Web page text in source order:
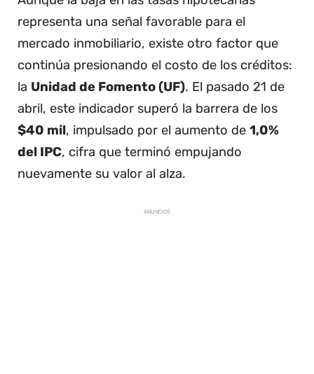
representa una señal favorable para el
mercado inmobiliario, existe otro factor que
continúa presionando el costo de los créditos:
la Unidad de Fomento (UF). El pasado 21 de
abril, este indicador superó la barrera de los
$40 mil, impulsado por el aumento de 1,0%
del IPC, cifra que terminó empujando
nuevamente su valor al alza.
ANUNCIOS